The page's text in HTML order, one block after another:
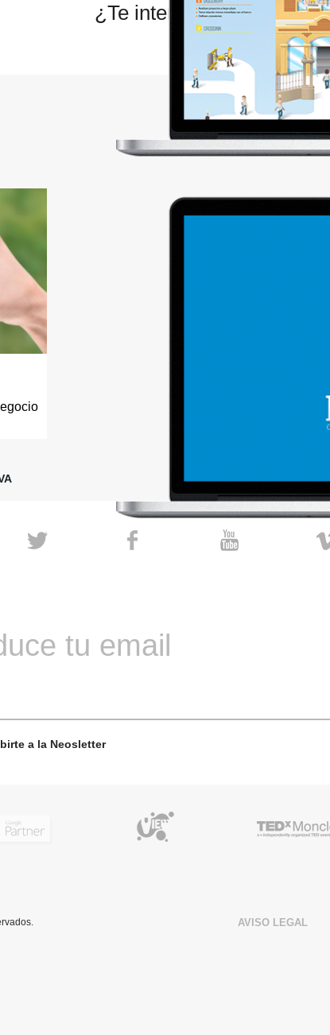
¿Te interesa lo que
Contáctanos
tu email
a la Neosletter
Google Partner
AVISO LEGAL